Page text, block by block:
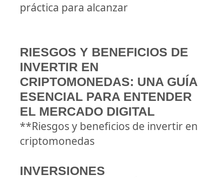
práctica para alcanzar
RIESGOS Y BENEFICIOS DE
INVERTIR EN
CRIPTOMONEDAS: UNA GUÍA
ESENCIAL PARA ENTENDER
EL MERCADO DIGITAL
**Riesgos y beneficios de invertir en
criptomonedas
INVERSIONES